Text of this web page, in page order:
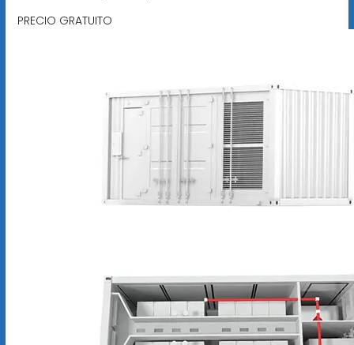
PRECIO GRATUITO